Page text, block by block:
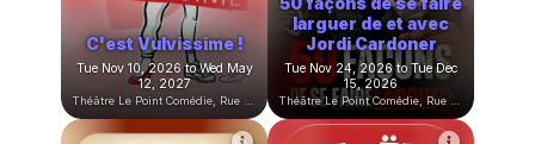
En attendant le
divorce, marions-
nous !
Thu Oct 22, 2026 to Sat Mar
Drôle d'époque
Thu Nov 05, 2026 to Wed May
19, 2027